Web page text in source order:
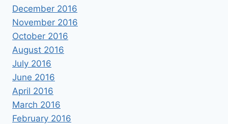
December 2016
November 2016
October 2016
August 2016
July 2016
June 2016
April 2016
March 2016
February 2016